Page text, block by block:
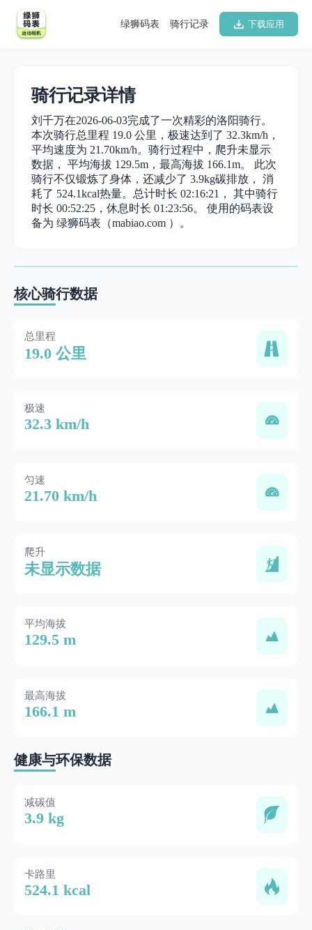
下载应用
骑行记录
绿狮码表
骑行记录详情
刘千万在2026-06-03完成了一次精彩的洛阳骑行。
本次骑行总里程 19.0 公里，极速达到了 32.3km/h，
平均速度为 21.70km/h。骑行过程中，爬升未显示
数据， 平均海拔 129.5m，最高海拔 166.1m。 此次
骑行不仅锻炼了身体，还减少了 3.9kg碳排放， 消
耗了 524.1kcal热量。总计时长 02:16:21， 其中骑行
时长 00:52:25，休息时长 01:23:56。 使用的码表设
备为 绿狮码表（mabiao.com ）。
核心骑行数据
总里程
19.0 公里
极速
32.3 km/h
匀速
21.70 km/h
爬升
未显示数据
平均海拔
129.5 m
最高海拔
166.1 m
健康与环保数据
减碳值
3.9 kg
卡路里
524.1 kcal